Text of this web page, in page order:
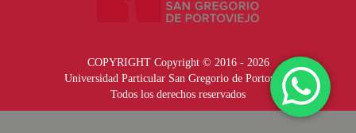
COPYRIGHT Copyright © 2016 - 2026
Universidad Particular San Gregorio de Portoviejo
Todos los derechos reservados